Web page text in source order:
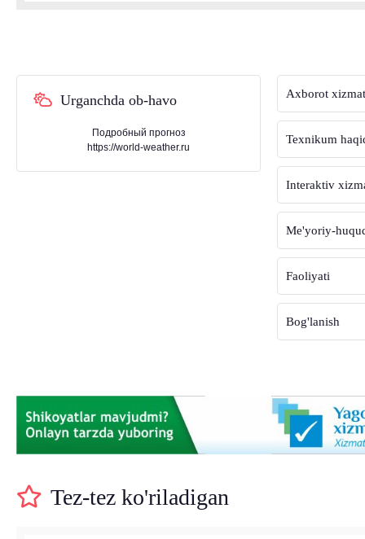
Urganchda ob-havo
Подробный прогноз
https://world-weather.ru
Axborot
Texnikum
Interaktiv
Me'yoriy-
Faoliyati
Bog'lanish
Tez-tez ko'riladigan